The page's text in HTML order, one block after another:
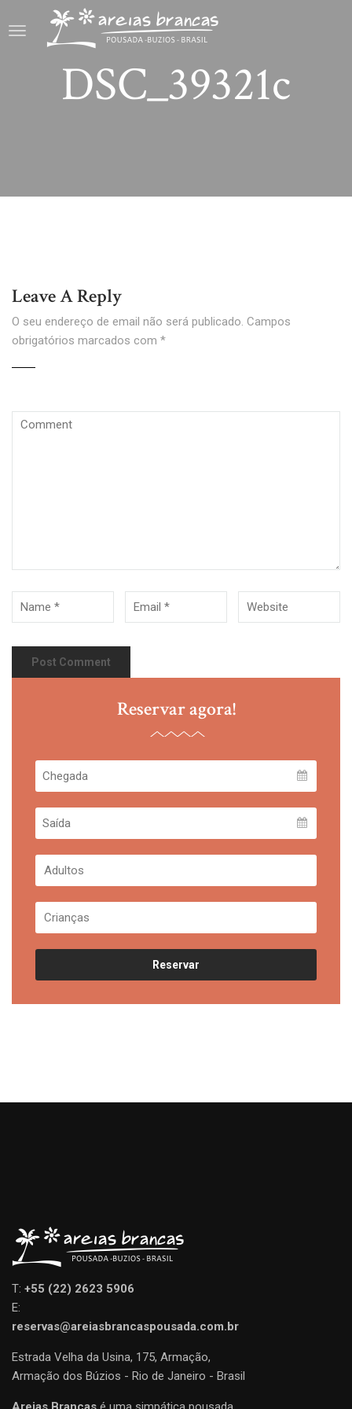
DSC_39321c
Leave A Reply
O seu endereço de email não será publicado. Campos
obrigatórios marcados com *
Reservar agora!
Reservar
T: +55 (22) 2623 5906
E:
reservas@areiasbrancaspousada.com.br
Estrada Velha da Usina, 175, Armação,
Armação dos Búzios - Rio de Janeiro - Brasil